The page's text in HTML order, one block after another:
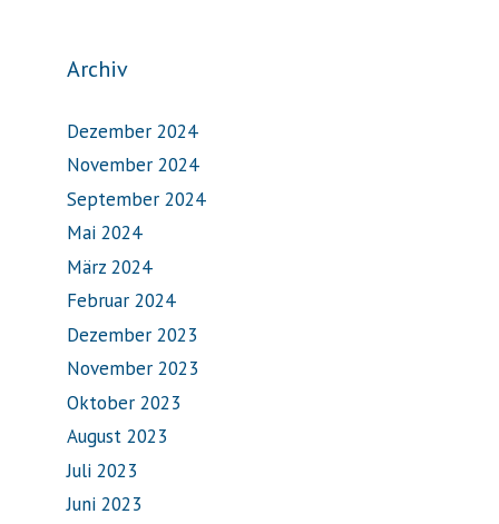
Archiv
Dezember 2024
November 2024
September 2024
Mai 2024
März 2024
Februar 2024
Dezember 2023
November 2023
Oktober 2023
August 2023
Juli 2023
Juni 2023